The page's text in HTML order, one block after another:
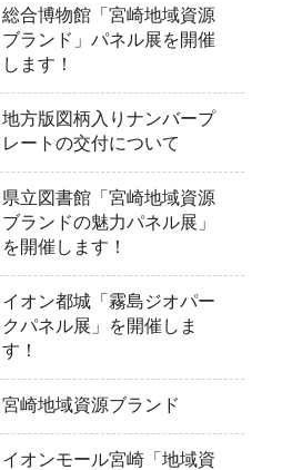
総合博物館「宮崎地域資源
ブランド」パネル展を開催
します！
地方版図柄入りナンバープ
レートの交付について
県立図書館「宮崎地域資源
ブランドの魅力パネル展」
を開催します！
イオン都城「霧島ジオパー
クパネル展」を開催しま
す！
宮崎地域資源ブランド
イオンモール宮崎「地域資